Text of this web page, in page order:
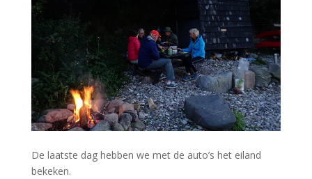
De laatste dag hebben we met de auto’s het eiland
bekeken.